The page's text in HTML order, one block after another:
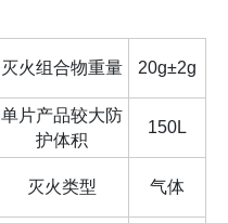
灭火组合物重量 20g±2g
单片产品较大防
护体积
150L
灭火类型 气体